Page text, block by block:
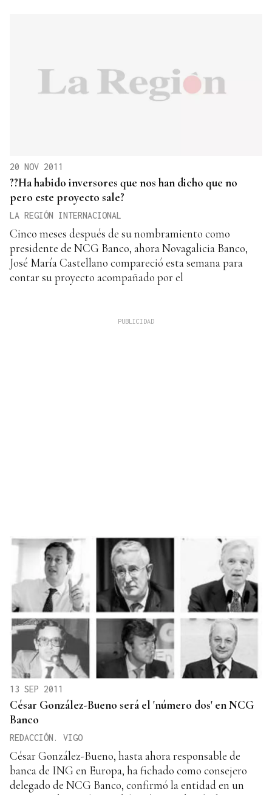
20 NOV 2011
??Ha habido inversores que nos han dicho que no
pero este proyecto sale?
LA REGIÓN INTERNACIONAL
Cinco meses después de su nombramiento como
presidente de NCG Banco, ahora Novagalicia Banco,
José María Castellano compareció esta semana para
contar su proyecto acompañado por el
13 SEP 2011
César González-Bueno será el 'número dos' en NCG
Banco
REDACCIÓN. VIGO
César González-Bueno, hasta ahora responsable de
banca de ING en Europa, ha fichado como consejero
delegado de NCG Banco, confirmó la entidad en un